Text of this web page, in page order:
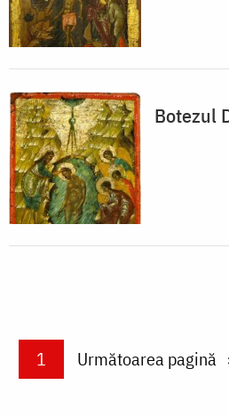
Botezul
PaginareCurrent page
1 Next page
Următoarea pagină